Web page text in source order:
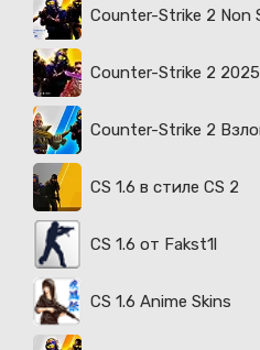
Counter-Strike 2 Non
Counter-Strike 2
Counter-Strike 2
CS 1.6 в стиле CS 2
CS 1.6 от Fakst1l
CS 1.6 Anime Skins